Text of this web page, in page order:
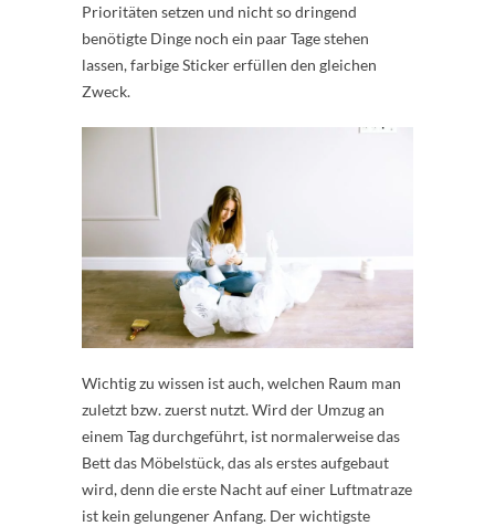
Prioritäten setzen und nicht so dringend
benötigte Dinge noch ein paar Tage stehen
lassen, farbige Sticker erfüllen den gleichen
Zweck.
Wichtig zu wissen ist auch, welchen Raum man
zuletzt bzw. zuerst nutzt. Wird der Umzug an
einem Tag durchgeführt, ist normalerweise das
Bett das Möbelstück, das als erstes aufgebaut
wird, denn die erste Nacht auf einer Luftmatraze
ist kein gelungener Anfang. Der wichtigste